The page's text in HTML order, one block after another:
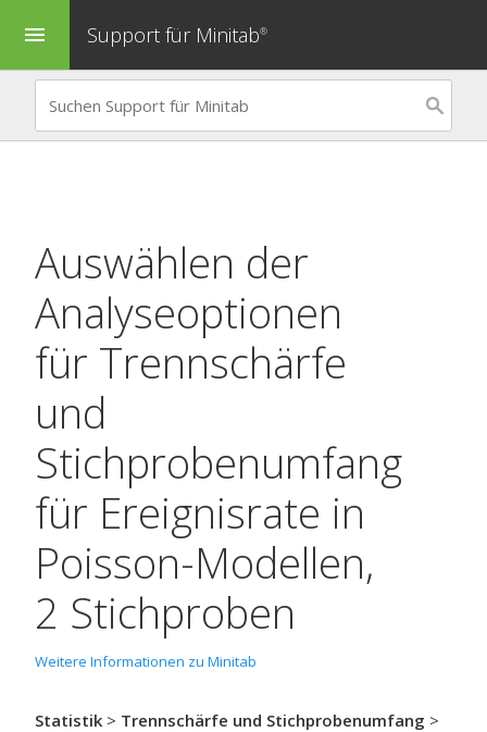
menu Support für Minitab®
Auswählen der
Analyseoptionen
für Trennschärfe
und
Stichprobenumfang
für Ereignisrate in
Poisson-Modellen,
2 Stichproben
Weitere Informationen zu Minitab
Statistik > Trennschärfe und Stichprobenumfang >